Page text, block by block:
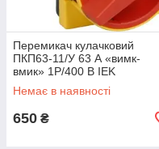
Перемикач кулачковий
ПКП63-11/У 63 А «вимк-
вмик» 1Р/400 В IEK
Немає в наявності
650 ₴